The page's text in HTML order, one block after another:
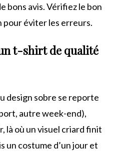
bons avis. Vérifiez le bon
pour éviter les erreurs.
t-shirt de qualité
design sobre se reporte
autre week-end),
là où un visuel criard finit
un costume d’un jour et